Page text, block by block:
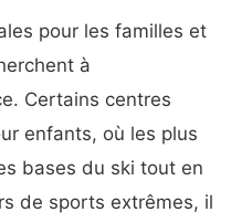
pour les familles et
à
Certains centres
enfants, où les plus
bases du ski tout en
de sports extrêmes, il